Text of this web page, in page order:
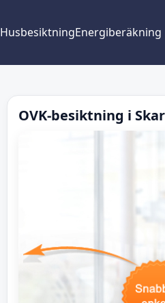
HusbesiktningEnergiberäkning
OVK-besiktning i